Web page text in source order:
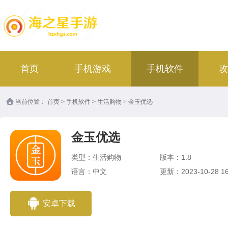
首页 手机游戏 手机软件
当前位置： 首页 > 手机软件 > 生活购物 > 金玉优选
金玉优选
类型：生活购物
版本：1.8
语言：中文
更新：2023-10-28
安卓下载